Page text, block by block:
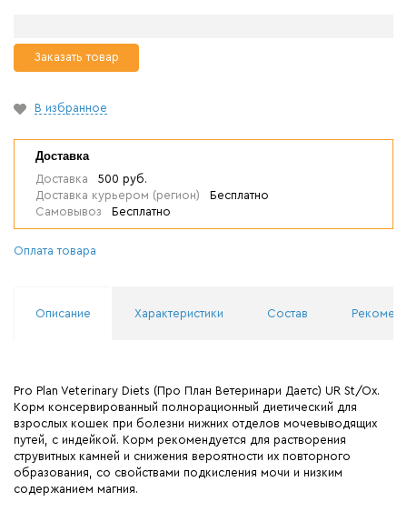
Заказать товар
В избранное
Доставка
Доставка
500 руб.
Доставка курьером (регион)
Бесплатно
Самовывоз
Бесплатно
Оплата товара
Описание Характеристики Состав
Pro Plan Veterinary Diets (Про План Ветеринари Даетс) UR St/Ox.
Корм консервированный полнорационный диетический для
взрослых кошек при болезни нижних отделов мочевыводящих
путей, с индейкой. Корм рекомендуется для растворения
струвитных камней и снижения вероятности их повторного
образования, со свойствами подкисления мочи и низким
содержанием магния.